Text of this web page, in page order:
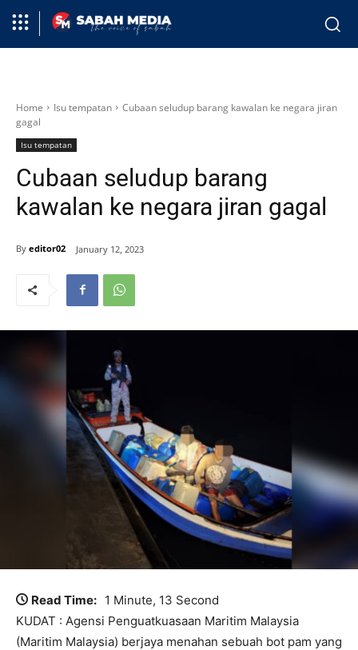
Home Isu tempatan
Cubaan seludup barang kawalan ke negara jiran
gagal
Isu tempatan
Cubaan seludup barang
kawalan ke negara jiran gagal
By editor02 January 12, 2023
Read Time: 1 Minute, 13 Second
KUDAT : Agensi Penguatkuasaan Maritim Malaysia
(Maritim Malaysia) berjaya menahan sebuah bot pam yang